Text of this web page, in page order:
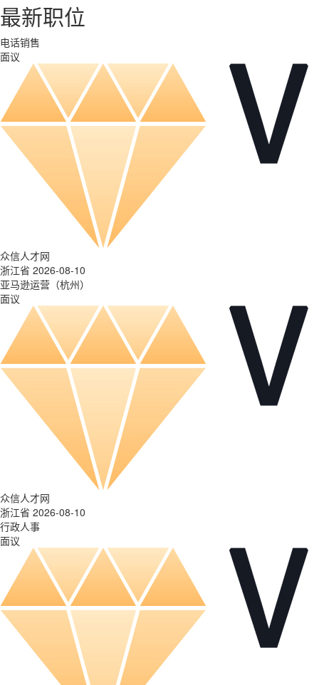
最新职位
电话销售
面议
众信人才网
浙江省 2026-08-10
亚马逊运营（杭州）
面议
众信人才网
浙江省 2026-08-10
行政人事
面议